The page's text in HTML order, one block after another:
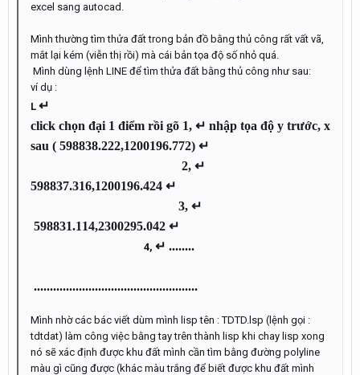
excel sang autocad.
Mình thường tìm thửa đất trong bản đồ bằng thủ công rất vất vã,
mắt lại kém (viễn thị rồi) mà cái bản tọa độ số nhỏ quá.
Mình dùng lệnh LINE để tìm thửa đất bằng thủ công như sau:
ví dụ :
L ↵
click chọn đại 1 điểm rồi gõ 1, ↵ nhập tọa độ y trước, x
sau ( 598838.222,1200196.772) ↵
2, ↵
598837.316,1200196.424 ↵
3, ↵
598831.114,2300295.042 ↵
4, ↵ ........
...................................................
Mình nhờ các bác viết dùm mình lisp tên : TDTD.lsp (lệnh gọi :
tdtdat) làm công việc bằng tay trên thành lisp khi chay lisp xong
nó sẽ xác định được khu đất mình cần tìm bằng đường polyline
màu gì cũng được (khác màu trắng để biết được khu đất mình